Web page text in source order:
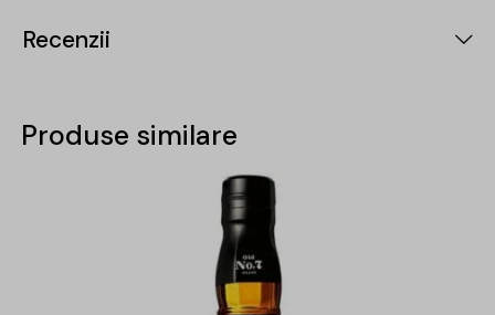
Recenzii
Produse similare